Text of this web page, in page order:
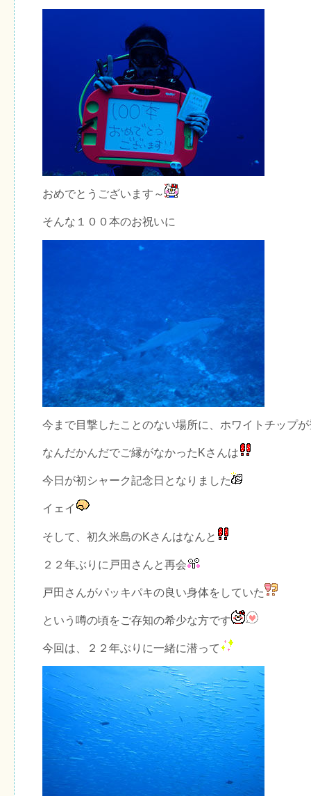
おめでとうございます～
そんな１００本のお祝いに
今まで目撃したことのない場所に、ホワイトチップ
なんだかんだでご縁がなかったKさんは
今日が初シャーク記念日となりました
イェイ
そして、初久米島のKさんはなんと
２２年ぶりに戸田さんと再会
戸田さんがパッキパキの良い身体をしていた
という噂の頃をご存知の希少な方です
今回は、２２年ぶりに一緒に潜って